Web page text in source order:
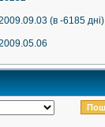
(в -6185 дні)